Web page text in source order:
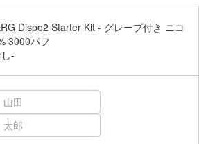
Dispo2 Starter Kit - グレープ付き ニコ
3000パフ
-